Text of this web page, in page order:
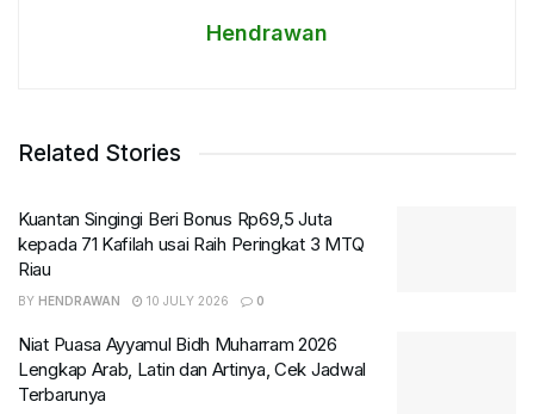
Hendrawan
Related Stories
Kuantan Singingi Beri Bonus Rp69,5 Juta
kepada 71 Kafilah usai Raih Peringkat 3 MTQ
Riau
BY HENDRAWAN 10 JULY 2026 0
Niat Puasa Ayyamul Bidh Muharram 2026
Lengkap Arab, Latin dan Artinya, Cek Jadwal
Terbarunya